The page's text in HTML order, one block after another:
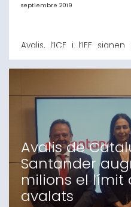
septiembre 2019
Avalis, l’ICF i l’IEF
curs “El dia a dia de
financera de les seves
setembre del 2019.- L’Instit
Avalis de
Santander
milions el límit
avalats